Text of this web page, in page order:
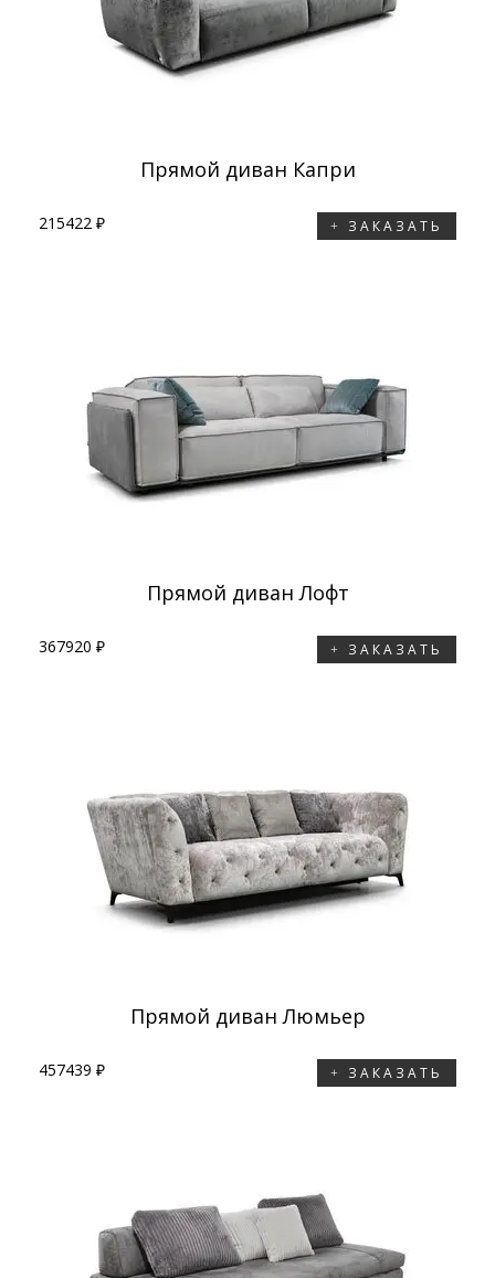
Прямой диван Капри
215422 ₽ ЗАКАЗАТЬ
Прямой диван Лофт
367920 ₽ ЗАКАЗАТЬ
Прямой диван Люмьер
457439 ₽ ЗАКАЗАТЬ